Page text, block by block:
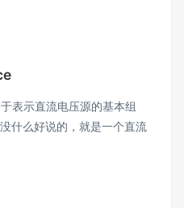
表示直流电压源的基本组
什么好说的，就是一个直流